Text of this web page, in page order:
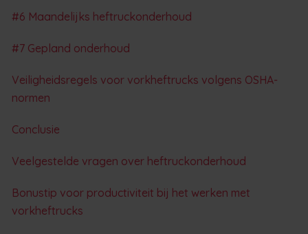
#6 Maandelijks heftruckonderhoud
#7 Gepland onderhoud
Veiligheidsregels voor vorkheftrucks volgens OSHA-
normen
Conclusie
Veelgestelde vragen over heftruckonderhoud
Bonustip voor productiviteit bij het werken met
vorkheftrucks